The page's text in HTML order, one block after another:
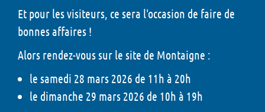
Et pour les visiteurs, ce sera l'occasion de faire de
bonnes affaires !
Alors rendez-voussur le site de Montaigne :
le samedi 28 mars 2026 de 11h à 20h
le dimanche 29 mars 2026 de 10h à 19h